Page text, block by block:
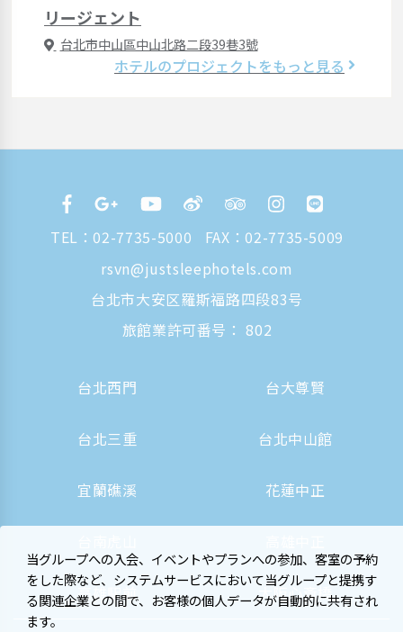
リージェント
台北市中山區中山北路二段39巷3號
ホテルのプロジェクトをもっと見る
TEL： 02-7735-5000
FAX：02-7735-5009
rsvn@justsleephotels.com
台北市大安区羅斯福路四段83号
旅館業許可番号： 802
台北西門 台大尊賢
台北三重 台北中山館
宜蘭礁溪 花蓮中正
高雄駅前 大阪心斎橋
当グループへの入会、イベントやプランへの参加、客室の予約
をした際など、システムサービスにおいて当グループと提携す
る関連企業との間で、お客様の個人データが自動的に共有され
ます。